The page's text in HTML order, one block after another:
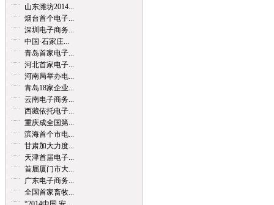
山东潍坊2014...
烟台首个电子...
深圳电子商务...
中国·石家庄...
青岛首家电子...
河北首家电子...
河南局举办电...
青岛18家企业...
云南电子商务...
西藏依托电子...
重庆成全国第...
滨海首个市电...
甘肃加大力度...
天津首届电子...
首届厦门市大...
广东电子商务...
全国首家畜牧...